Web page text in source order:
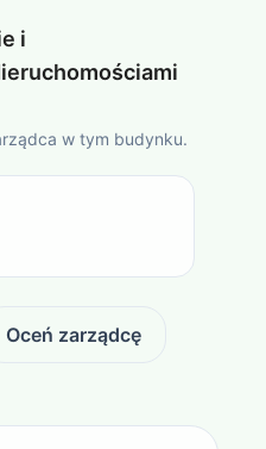
i
w tym budynku.
Oceń zarządcę